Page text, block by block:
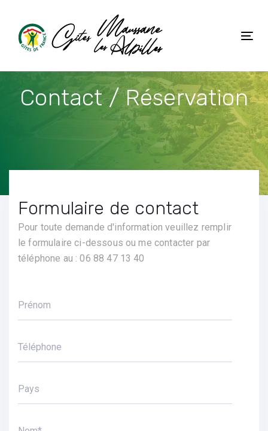
to
primary
navigation
Skip
content
Contact / Réservation
Formulaire de contact
Pour toute demande d'information veuillez remplir
le formulaire ci-dessous ou me contacter par
téléphone au : 06 88 47 13 40